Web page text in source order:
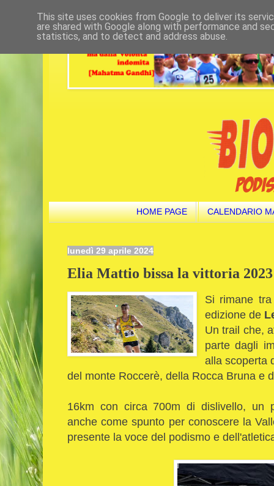
HOME PAGE CALENDARIO
lunedì 29 aprile 2024
Elia Mattio bissa la vittoria
Si rimane
edizione de
Un trail che,
parte dagli
alla scoperta
del monte Roccerè, della Rocca Bruna e
16km con circa 700m di dislivello, un
anche come spunto per conoscere la
presente la voce del podismo e
This site uses cookies from Google to deliver its
are shared with Google along with performance and
statistics, and to detect and address abuse.